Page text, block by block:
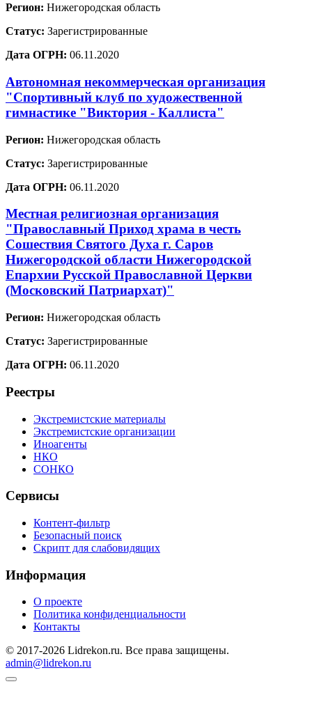
Регион: Нижегородская область
Статус: Зарегистрированные
Дата ОГРН: 06.11.2020
Автономная некоммерческая организация
"Спортивный клуб по художественной
гимнастике "Виктория - Каллиста"
Регион: Нижегородская область
Статус: Зарегистрированные
Дата ОГРН: 06.11.2020
Местная религиозная организация
"Православный Приход храма в честь
Сошествия Святого Духа г. Саров
Нижегородской области Нижегородской
Епархии Русской Православной Церкви
(Московский Патриархат)"
Регион: Нижегородская область
Статус: Зарегистрированные
Дата ОГРН: 06.11.2020
Реестры
Экстремистские материалы
Экстремистские организации
Иноагенты
НКО
СОНКО
Сервисы
Контент-фильтр
Безопасный поиск
Скрипт для слабовидящих
Информация
О проекте
Политика конфиденциальности
Контакты
© 2017-2026 Lidrekon.ru. Все права защищены.
admin@lidrekon.ru